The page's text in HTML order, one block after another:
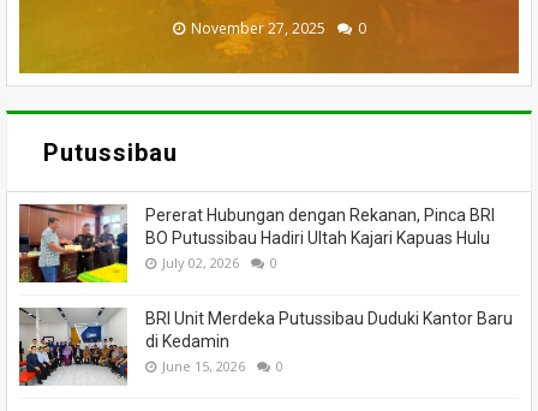
July 05, 2026 0
November 27, 2025 0
March 26, 2025 0
March 13, 2025 0
February 18, 2025 0
Putussibau
Pererat Hubungan dengan Rekanan, Pinca BRI
BO Putussibau Hadiri Ultah Kajari Kapuas Hulu
July 02, 2026 0
BRI Unit Merdeka Putussibau Duduki Kantor Baru
di Kedamin
June 15, 2026 0